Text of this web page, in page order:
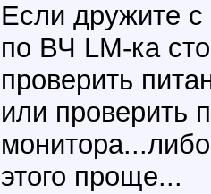
Если дружите с
по ВЧ LM-ка
проверить
или проверить
этого проще...